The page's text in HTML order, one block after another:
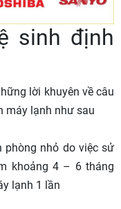
sinh định
lời khuyên về câu
máy lạnh như sau
phòng nhỏ do việc sử
khoảng 4 – 6 tháng
lạnh 1 lần